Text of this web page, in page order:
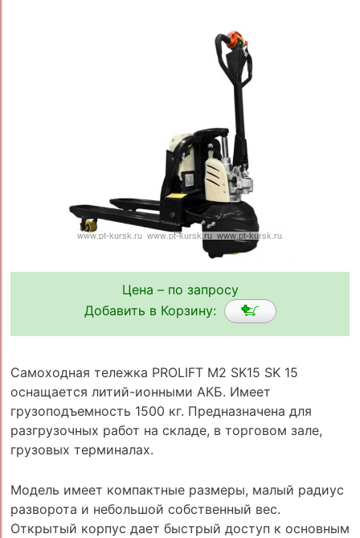
Цена – по запросу
Добавить в Корзину:
Самоходная тележка PROLIFT M2 SK15 SK 15
оснащается литий-ионными АКБ. Имеет
грузоподъемность 1500 кг. Предназначена для
разгрузочных работ на складе, в торговом зале,
грузовых терминалах.
Модель имеет компактные размеры, малый радиус
разворота и небольшой собственный вес.
Открытый корпус дает быстрый доступ к основным